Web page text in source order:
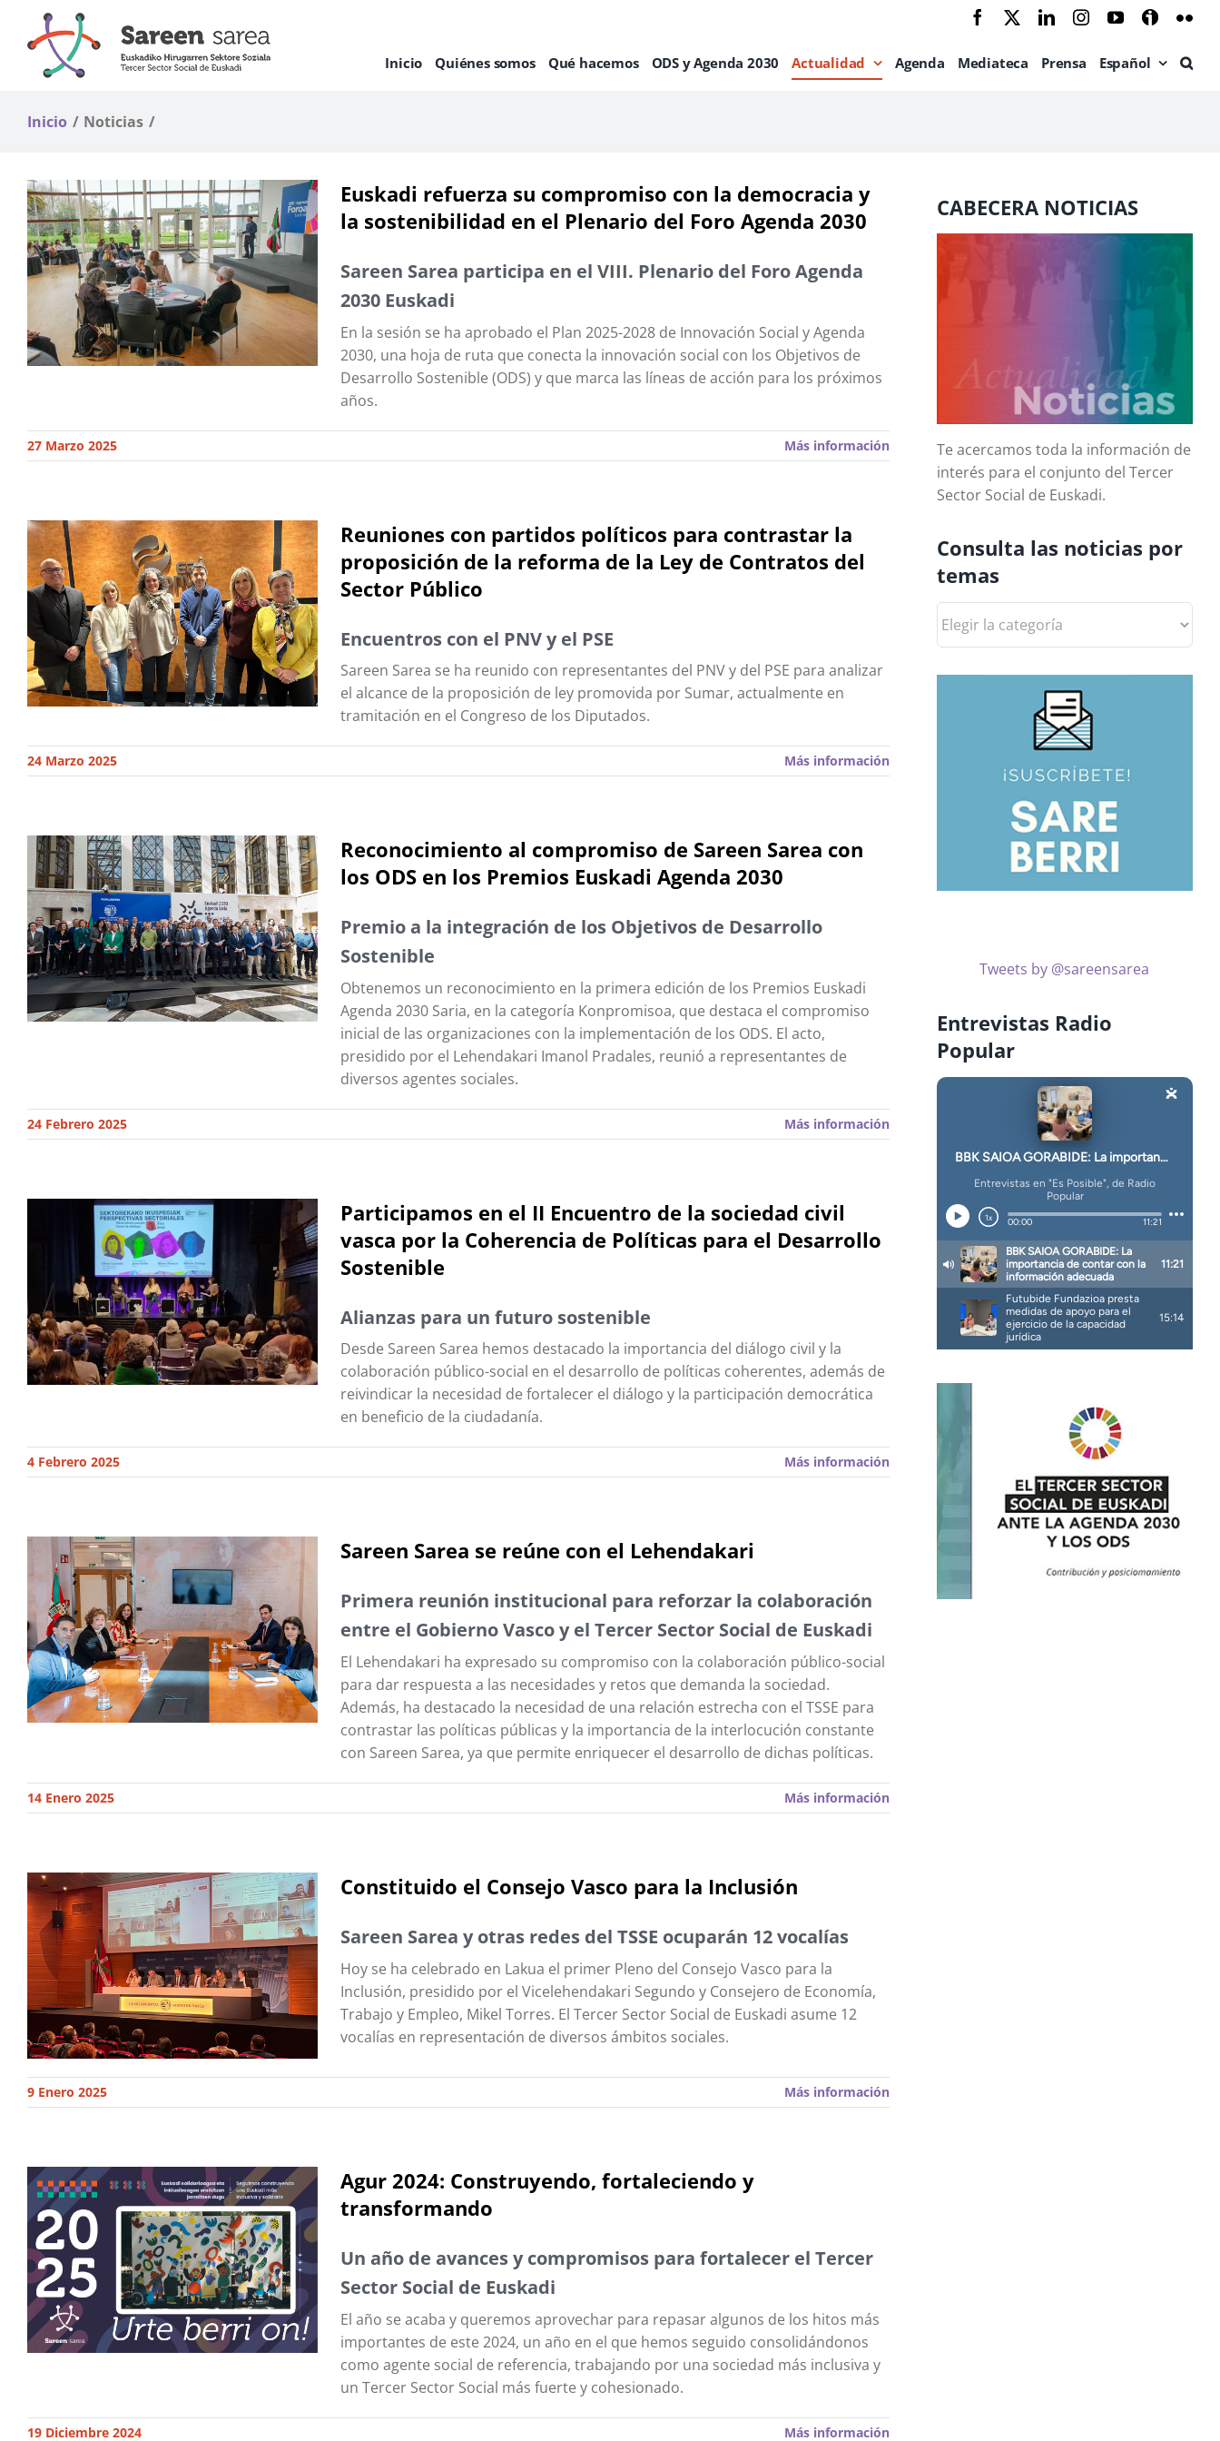
contenido
Facebook LinkedInInstagramYouTube
Ivoox
Inicio Quiénes somos Qué hacemos ODS y Agenda 2030 Actualidad Agenda Mediateca Prensa Español
Inicio Noticias
Euskadi refuerza su compromiso con la democracia y
la sostenibilidad en el Plenario del Foro Agenda 2030
Sareen Sarea participa en el VIII. Plenario del Foro Agenda
2030 Euskadi
En la sesión se ha aprobado el Plan 2025-2028 de Innovación Social y Agenda
2030, una hoja de ruta que conecta la innovación social con los Objetivos de
Desarrollo Sostenible (ODS) y que marca las líneas de acción para los próximos
años.
27 Marzo 2025 Más información
Reuniones con partidos políticos para contrastar la
proposición de la reforma de la Ley de Contratos del
Sector Público
Encuentros con el PNV y el PSE
Sareen Sarea se ha reunido con representantes del PNV y del PSE para analizar
el alcance de la proposición de ley promovida por Sumar, actualmente en
tramitación en el Congreso de los Diputados.
24 Marzo 2025 Más información
Reconocimiento al compromiso de Sareen Sarea con
los ODS en los Premios Euskadi Agenda 2030
Premio a la integración de los Objetivos de Desarrollo
Sostenible
Obtenemos un reconocimiento en la primera edición de los Premios Euskadi
Agenda 2030 Saria, en la categoría Konpromisoa, que destaca el compromiso
inicial de las organizaciones con la implementación de los ODS. El acto,
presidido por el Lehendakari Imanol Pradales, reunió a representantes de
diversos agentes sociales.
24 Febrero 2025 Más información
Participamos en el II Encuentro de la sociedad civil
vasca por la Coherencia de Políticas para el Desarrollo
Sostenible
Alianzas para un futuro sostenible
Desde Sareen Sarea hemos destacado la importancia del diálogo civil y la
colaboración público-social en el desarrollo de políticas coherentes, además de
reivindicar la necesidad de fortalecer el diálogo y la participación democrática
en beneficio de la ciudadanía.
4 Febrero 2025 Más información
Sareen Sarea se reúne con el Lehendakari
Primera reunión institucional para reforzar la colaboración
entre el Gobierno Vasco y el Tercer Sector Social de Euskadi
El Lehendakari ha expresado su compromiso con la colaboración público-social
para dar respuesta a las necesidades y retos que demanda la sociedad.
Además, ha destacado la necesidad de una relación estrecha con el TSSE para
contrastar las políticas públicas y la importancia de la interlocución constante
con Sareen Sarea, ya que permite enriquecer el desarrollo de dichas políticas.
14 Enero 2025 Más información
Constituido el Consejo Vasco para la Inclusión
Sareen Sarea y otras redes del TSSE ocuparán 12 vocalías
Hoy se ha celebrado en Lakua el primer Pleno del Consejo Vasco para la
Inclusión, presidido por el Vicelehendakari Segundo y Consejero de Economía,
Trabajo y Empleo, Mikel Torres. El Tercer Sector Social de Euskadi asume 12
vocalías en representación de diversos ámbitos sociales.
9 Enero 2025 Más información
Agur 2024: Construyendo, fortaleciendo y
transformando
Un año de avances y compromisos para fortalecer el Tercer
Sector Social de Euskadi
El año se acaba y queremos aprovechar para repasar algunos de los hitos más
importantes de este 2024, un año en el que hemos seguido consolidándonos
como agente social de referencia, trabajando por una sociedad más inclusiva y
un Tercer Sector Social más fuerte y cohesionado.
19 Diciembre 2024 Más información
CABECERA NOTICIAS
Te acercamos toda la información de
interés para el conjunto del Tercer
Sector Social de Euskadi.
Consulta las noticias por
temas
las
por
Tweets by @sareensarea
Entrevistas Radio
Popular